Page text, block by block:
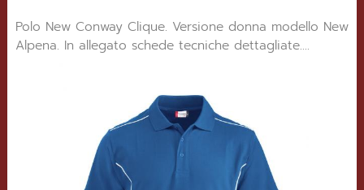
Polo New Conway Clique. Versione donna modello New
Alpena. In allegato schede tecniche dettagliate....